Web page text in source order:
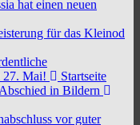
hat einen neuen
für das Kleinod
27. Mai!
Startseite
in Bildern
vor guter